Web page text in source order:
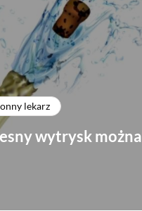
lekarz
wytrysk można